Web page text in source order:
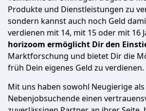
Produkte und Dienstleistungen zu
sondern kannst auch noch Geld
verdienen mit 14, mit 15 oder mit 16
horizoom ermöglicht Dir den
Marktforschung und bietet Dir die
früh Dein eigenes Geld zu verdienen.
Mit uns haben sowohl Neugierige als
Nebenjobsuchende einen